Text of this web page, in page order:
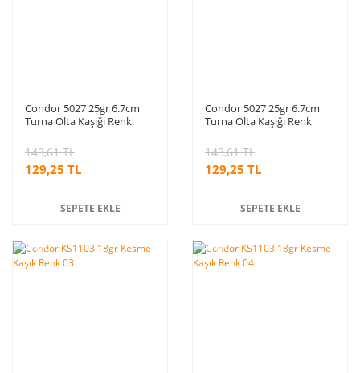
Condor 5027 25gr 6.7cm
Turna Olta Kaşığı Renk
129,25 TL
143,61 TL
SEPETE EKLE
Condor 5027 25gr 6.7cm
Turna Olta Kaşığı Renk
129,25 TL
143,61 TL
SEPETE EKLE
%10 %10